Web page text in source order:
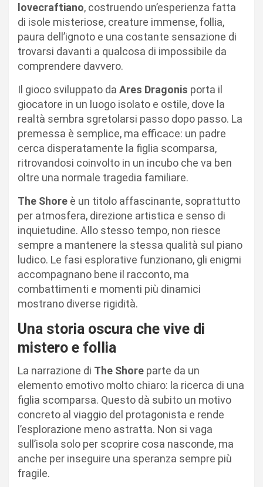
lovecraftiano, costruendo un’esperienza fatta
di isole misteriose, creature immense, follia,
paura dell’ignoto e una costante sensazione di
trovarsi davanti a qualcosa di impossibile da
comprendere davvero.
Il gioco sviluppato da Ares Dragonis porta il
giocatore in un luogo isolato e ostile, dove la
realtà sembra sgretolarsi passo dopo passo. La
premessa è semplice, ma efficace: un padre
cerca disperatamente la figlia scomparsa,
ritrovandosi coinvolto in un incubo che va ben
oltre una normale tragedia familiare.
The Shore è un titolo affascinante, soprattutto
per atmosfera, direzione artistica e senso di
inquietudine. Allo stesso tempo, non riesce
sempre a mantenere la stessa qualità sul piano
ludico. Le fasi esplorative funzionano, gli enigmi
accompagnano bene il racconto, ma
combattimenti e momenti più dinamici
mostrano diverse rigidità.
Una storia oscura che vive di
mistero e follia
La narrazione di The Shore parte da un
elemento emotivo molto chiaro: la ricerca di una
figlia scomparsa. Questo dà subito un motivo
concreto al viaggio del protagonista e rende
l’esplorazione meno astratta. Non si vaga
sull’isola solo per scoprire cosa nasconde, ma
anche per inseguire una speranza sempre più
fragile.